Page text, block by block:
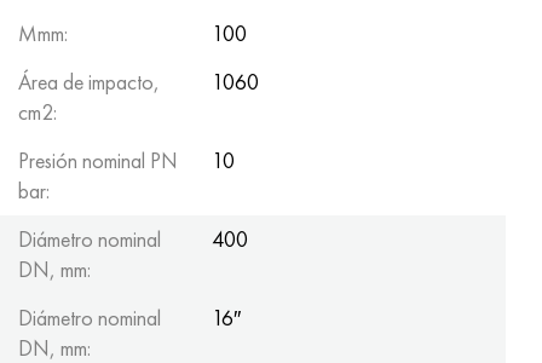
Mmm:
100
Área de impacto,
cm2:
1060
Presión nominal PN
bar:
10
Diámetro nominal
DN, mm:
400
Diámetro nominal
DN, mm:
16″